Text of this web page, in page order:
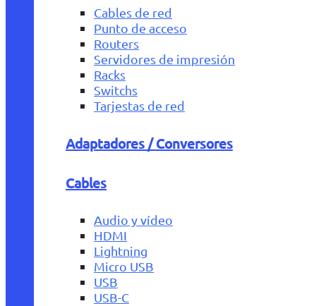
Cables de red
Punto de acceso
Routers
Servidores de impresión
Racks
Switchs
Tarjestas de red
Adaptadores / Conversores
Cables
Audio y vídeo
HDMI
Lightning
Micro USB
USB
USB-C